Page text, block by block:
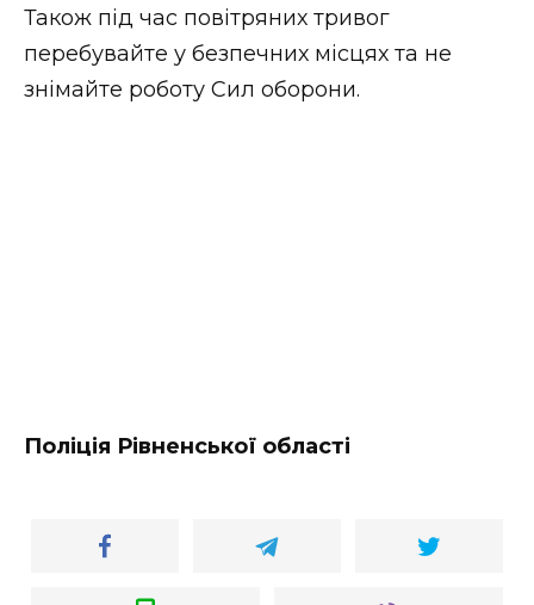
Також під час повітряних тривог
перебувайте у безпечних місцях та не
знімайте роботу Сил оборони.
Поліція Рівненської області